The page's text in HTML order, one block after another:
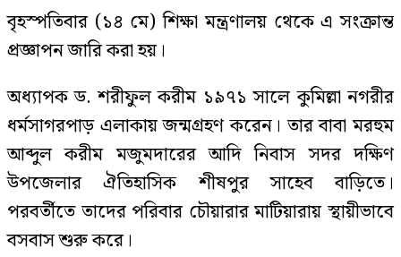
বৃহস্পতিবার (১৪ মে) শিক্ষা মন্ত্রণালয় থেকে এ সংক্রান্ত
প্রজ্ঞাপন জারি করা হয়।
অধ্যাপক ড. শরীফুল করীম ১৯৭১ সালে কুমিল্লা নগরীর
ধর্মসাগরপাড় এলাকায় জন্মগ্রহণ করেন। তার বাবা মরহুম
আব্দুল করীম মজুমদারের আদি নিবাস সদর দক্ষিণ
উপজেলার ঐতিহাসিক শীষপুর সাহেব বাড়িতে।
পরবর্তীতে তাদের পরিবার চৌয়ারার মাটিয়ারায় স্থায়ীভাবে
বসবাস শুরু করে।